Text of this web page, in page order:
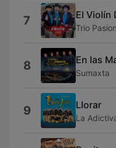
7 El Violín
Trio
8 En las
Sumaxta
9 Llorar
La